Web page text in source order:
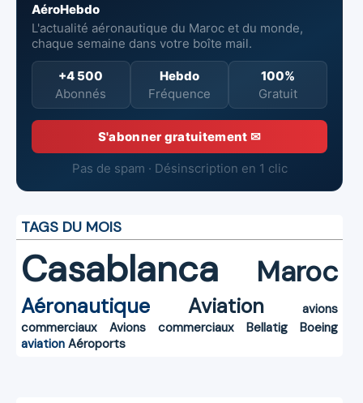
AéroHebdo
L'actualité aéronautique du Maroc et du monde,
chaque semaine dans votre boîte mail.
+4 500
Abonnés
Hebdo
Fréquence
100%
Gratuit
S'abonner gratuitement ✉
Pas de spam · Désinscription en 1 clic
TAGS DU MOIS
Casablanca Maroc
Aéronautique Aviation
avions
commerciaux
Avions commerciaux Bellatig
Boeing
aviation Aéroports